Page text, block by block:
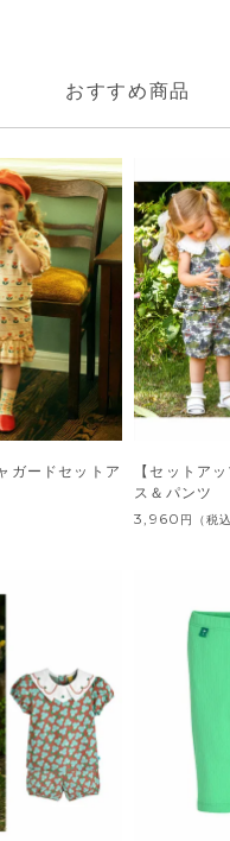
おすすめ商品
ガードセットア
【セットア
ス＆パンツ
3,960 円 （税